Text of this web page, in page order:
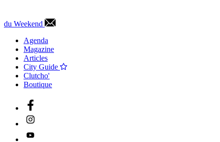
du Weekend
Agenda
Magazine
Articles
City Guide
Clutcho'
Boutique